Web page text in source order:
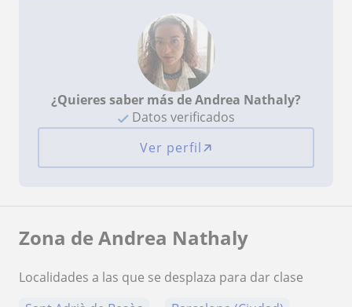
¿Quieres saber más de Andrea Nathaly?
Datos verificados
Ver perfil
Zona de Andrea Nathaly
Localidades a las que se desplaza para dar clase